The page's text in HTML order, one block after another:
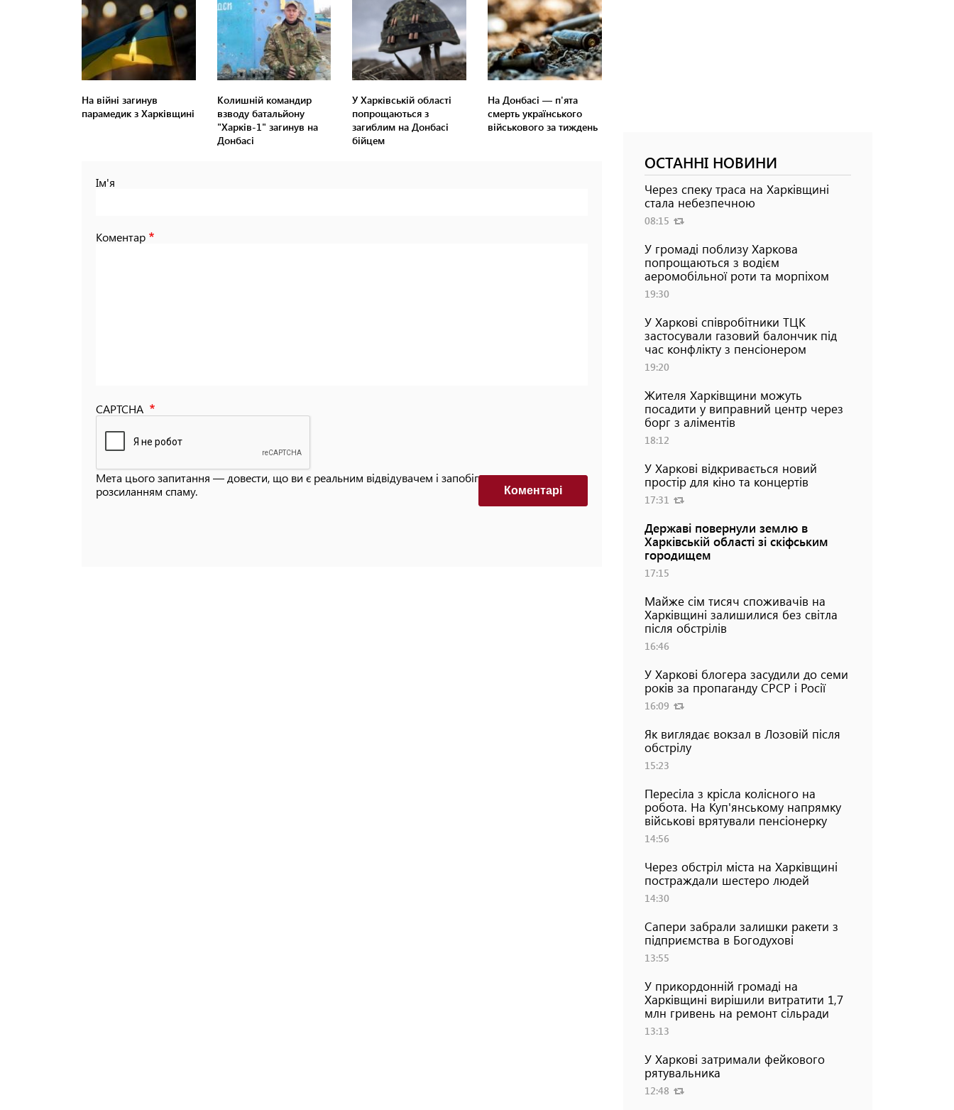
На війні загинув
парамедик з Харківщині
Колишній командир
взводу батальйону
"Харків-1" загинув на
Донбасі
У Харківській області
попрощаються з
загиблим на Донбасі
бійцем
На Донбасі — п'ята
смерть українського
військового за тиждень
Ім'я
Коментар
CAPTCHA
Мета цього запитання — довести, що ви є реальним відвідувачем і запобігти автоматизованим
розсиланням спаму.
Коментарi
ОСТАННІ НОВИНИ
Через спеку траса на Харківщині
стала небезпечною
08:15
У громаді поблизу Харкова
попрощаються з водієм
аеромобільної роти та морпіхом
19:30
У Харкові співробітники ТЦК
застосували газовий балончик під
час конфлікту з пенсіонером
19:20
Жителя Харківщини можуть
посадити у виправний центр через
борг з аліментів
18:12
У Харкові відкривається новий
простір для кіно та концертів
17:31
Державі повернули землю в
Харківській області зі скіфським
городищем
17:15
Майже сім тисяч споживачів на
Харківщині залишилися без світла
після обстрілів
16:46
У Харкові блогера засудили до семи
років за пропаганду СРСР і Росії
16:09
Як виглядає вокзал в Лозовій після
обстрілу
15:23
Пересіла з крісла колісного на
робота. На Куп'янському напрямку
військові врятували пенсіонерку
14:56
Через обстріл міста на Харківщині
постраждали шестеро людей
14:30
Сапери забрали залишки ракети з
підприємства в Богодухові
13:55
У прикордонній громаді на
Харківщині вирішили витратити 1,7
млн гривень на ремонт сільради
13:13
У Харкові затримали фейкового
рятувальника
12:48